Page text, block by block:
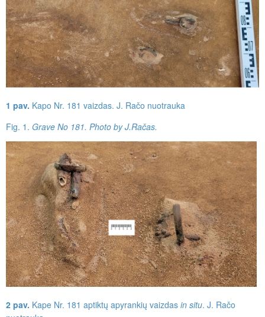
1 pav. Kapo Nr. 181 vaizdas. J. Račo nuotrauka
Fig. 1. Grave No 181. Photo by J.Račas.
2 pav. Kape Nr. 181 aptiktų apyrankių vaizdas in situ. J. Račo